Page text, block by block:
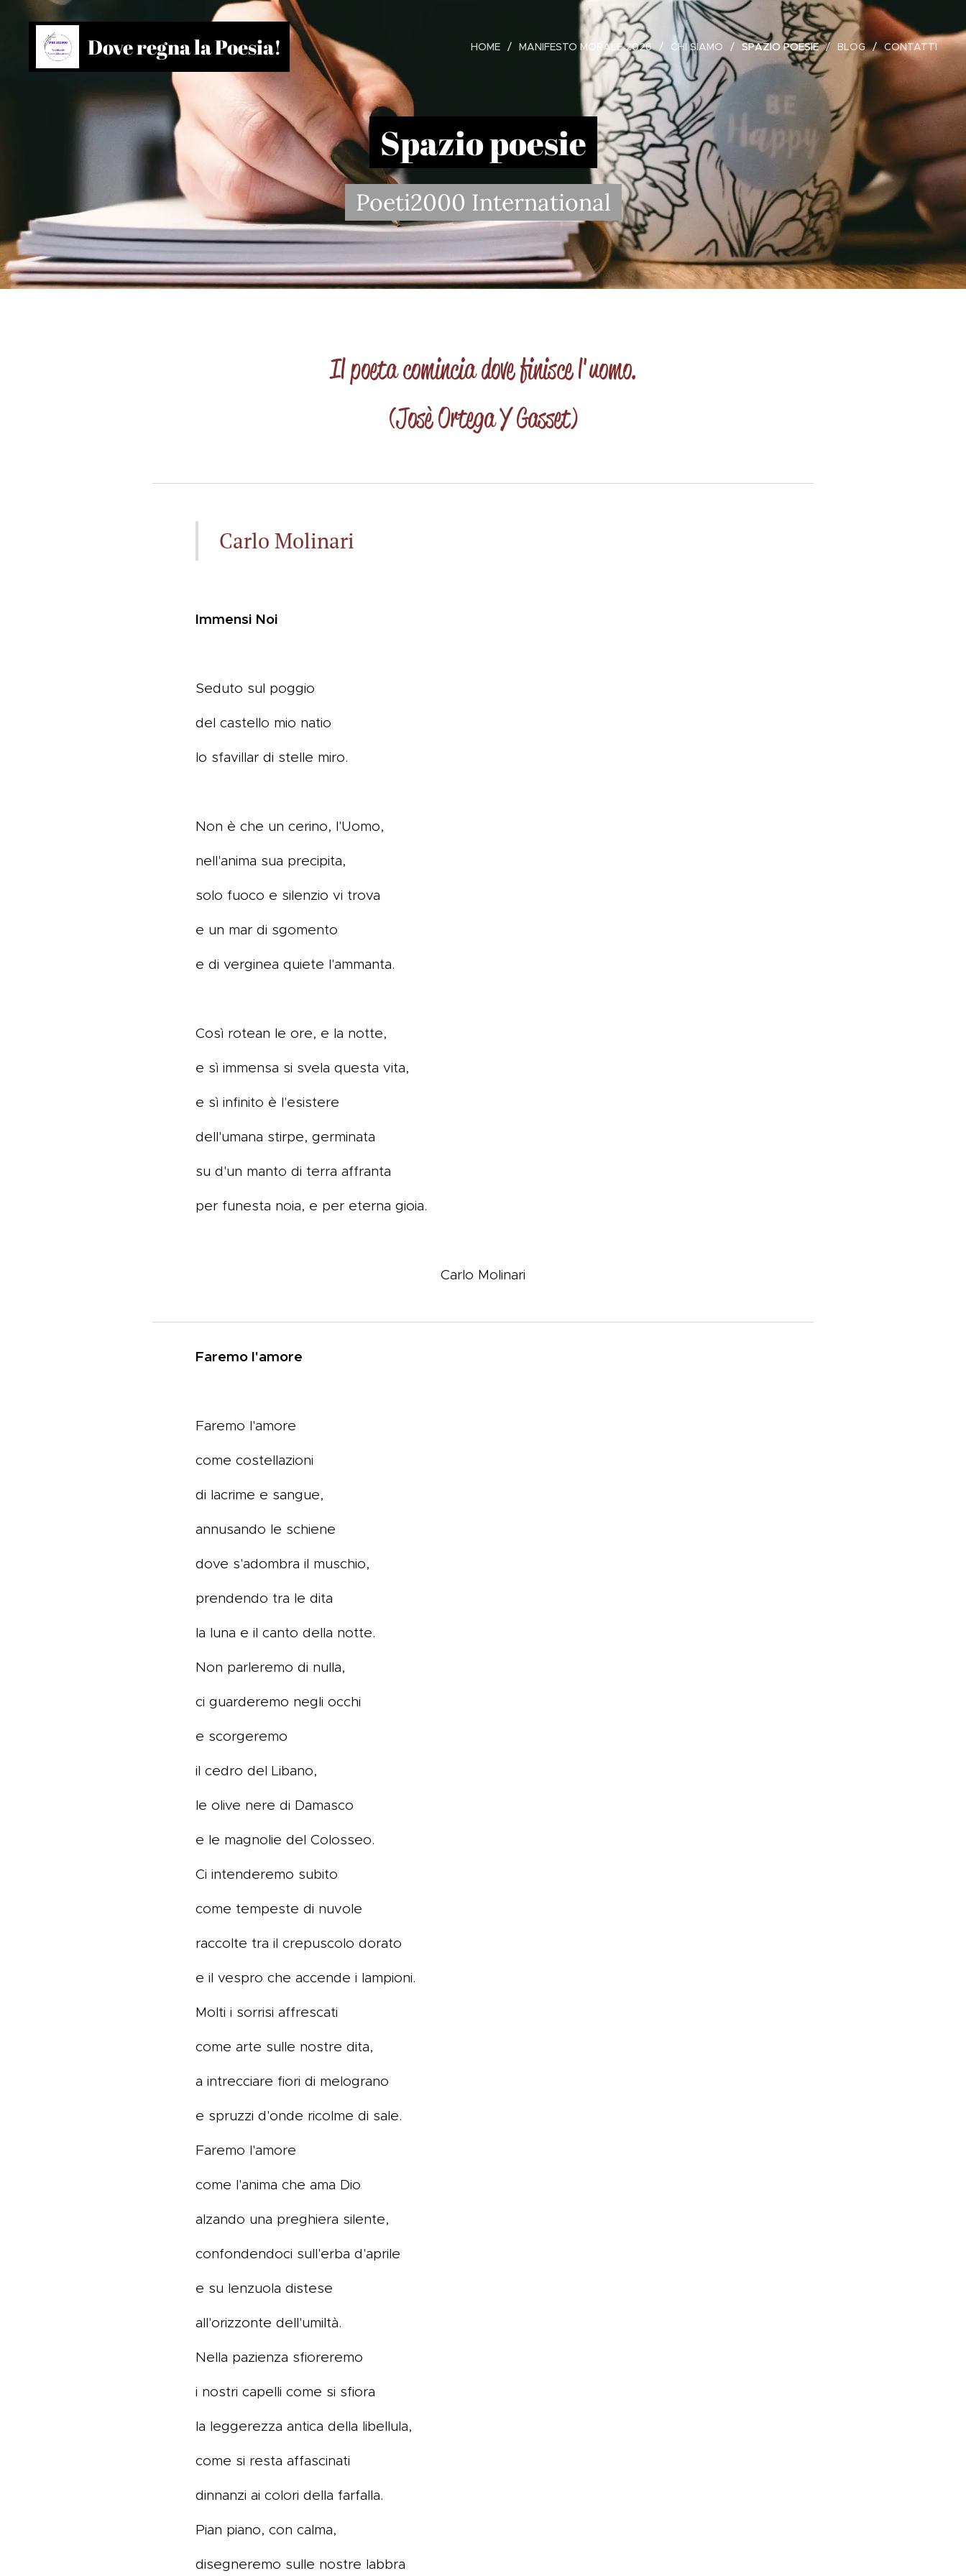
Dove regna la Poesia! HOME MANIFESTO MORALE 2026 CHI SIAMO SPAZIO POESIE BLOG CONTATTI
Spazio poesie
Poeti2000 International
Il poeta comincia dove finisce l'uomo.
(Josè Ortega Y Gasset)
Carlo Molinari
Immensi Noi
Seduto sul poggio
del castello mio natio
lo sfavillar di stelle miro.
Non è che un cerino, l'Uomo,
nell'anima sua precipita,
solo fuoco e silenzio vi trova
e un mar di sgomento
e di verginea quiete l'ammanta.
Così rotean le ore, e la notte,
e sì immensa si svela questa vita,
e sì infinito è l'esistere
dell'umana stirpe, germinata
su d'un manto di terra affranta
per funesta noia, e per eterna gioia.
Carlo Molinari
Faremo l'amore
Faremo l'amore
come costellazioni
di lacrime e sangue,
annusando le schiene
dove s'adombra il muschio,
prendendo tra le dita
la luna e il canto della notte.
Non parleremo di nulla,
ci guarderemo negli occhi
e scorgeremo
il cedro del Libano,
le olive nere di Damasco
e le magnolie del Colosseo.
Ci intenderemo subito
come tempeste di nuvole
raccolte tra il crepuscolo dorato
e il vespro che accende i lampioni.
Molti i sorrisi affrescati
come arte sulle nostre dita,
a intrecciare fiori di melograno
e spruzzi d'onde ricolme di sale.
Faremo l'amore
come l'anima che ama Dio
alzando una preghiera silente,
confondendoci sull'erba d'aprile
e su lenzuola distese
all'orizzonte dell'umiltà.
Nella pazienza sfioreremo
i nostri capelli come si sfiora
la leggerezza antica della libellula,
come si resta affascinati
dinnanzi ai colori della farfalla.
Pian piano, con calma,
disegneremo sulle nostre labbra